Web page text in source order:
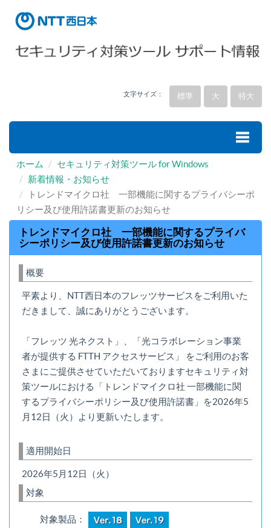
文字サイズ： 標準 大 特大
ホーム
セキュリティ対策ツール for Windows
新着情報・お知らせ
トレンドマイクロ社 一部機能に関するプライバシーポ
リシー及び使用許諾書更新のお知らせ
トレンドマイクロ社 一部機能に関するプライバ
シーポリシー及び使用許諾書更新のお知らせ
概要
平素より、NTT西日本のフレッツサービスをご利用いた
だきまして、誠にありがとうございます。
「フレッツ 光ネクスト」、「光コラボレーション事業
者が提供する FTTH アクセスサービス」 をご利用のお客
さまにご提供させていただいておりますセキュリティ対
策ツールにおける「トレンドマイクロ社 一部機能に関
するプライバシーポリシー及び使用許諾書」を2026年5
月12日（火）より更新いたします。
適用開始日
2026年5月12日（火）
対象
対象製品：